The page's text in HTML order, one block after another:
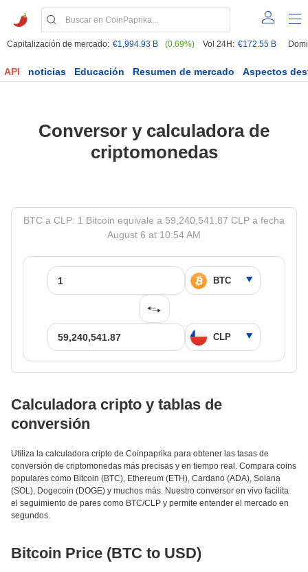
Capitalización de mercado: €1,994.93 B (0.69%) Vol 24H: €172.55 B
API noticias Educación Resumen de mercado Aspectos
Conversor y calculadora de
criptomonedas
BTC a CLP: 1 Bitcoin equivale a 59,240,541.87 CLP a fecha
August 6 at 10:54 AM
Calculadora cripto y tablas de
conversión
Utiliza la calculadora cripto de Coinpaprika para obtener las tasas de
conversión de criptomonedas más precisas y en tiempo real. Compara coins
populares como Bitcoin (BTC), Ethereum (ETH), Cardano (ADA), Solana
(SOL), Dogecoin (DOGE) y muchos más. Nuestro conversor en vivo facilita
el seguimiento de pares como BTC/CLP y permite entender el mercado en
segundos.
Bitcoin Price (BTC to USD)